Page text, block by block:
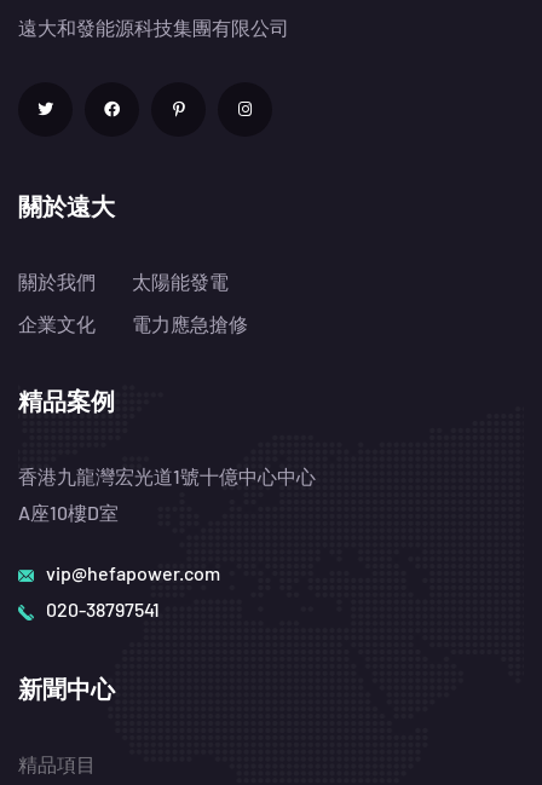
遠大和發能源科技集團有限公司
關於遠大
關於我們
企業文化
太陽能發電
電力應急搶修
精品案例
香港九龍灣宏光道1號十億中心中心
A座10樓D室
vip@hefapower.com
020-38797541
新聞中心
精品項目